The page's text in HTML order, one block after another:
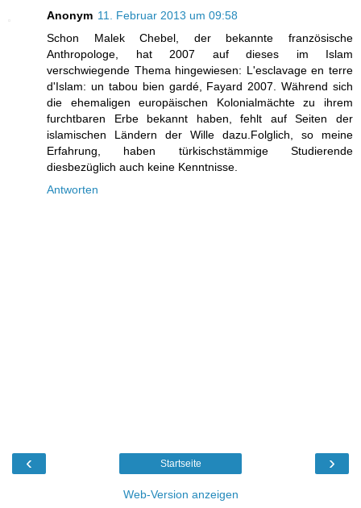
Anonym 11. Februar 2013 um 09:58
Schon Malek Chebel, der bekannte französische
Anthropologe, hat 2007 auf dieses im Islam
verschwiegende Thema hingewiesen: L'esclavage en terre
d'Islam: un tabou bien gardé, Fayard 2007. Während sich
die ehemaligen europäischen Kolonialmächte zu ihrem
furchtbaren Erbe bekannt haben, fehlt auf Seiten der
islamischen Ländern der Wille dazu.Folglich, so meine
Erfahrung, haben türkischstämmige Studierende
diesbezüglich auch keine Kenntnisse.
Antworten
‹ ›
Startseite
Web-Version anzeigen